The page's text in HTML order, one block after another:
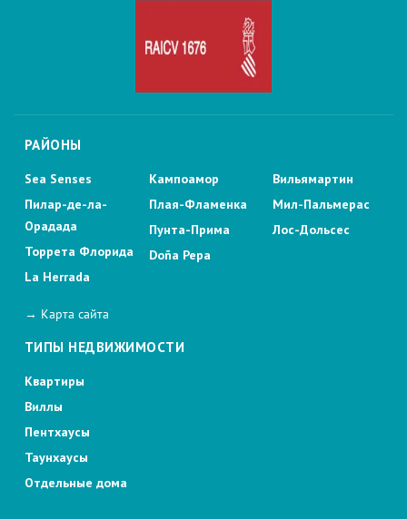
РАЙОНЫ
Sea Senses
Пилар-де-ла-
Орадада
Торрета Флорида
La Herrada
Кампоамор
Плая-Фламенка
Пунта-Прима
Doña Pepa
Вильямартин
Мил-Пальмерас
Лос-Дольсес
→ Карта сайта
ТИПЫ НЕДВИЖИМОСТИ
Квартиры
Виллы
Пентхаусы
Таунхаусы
Отдельные дома